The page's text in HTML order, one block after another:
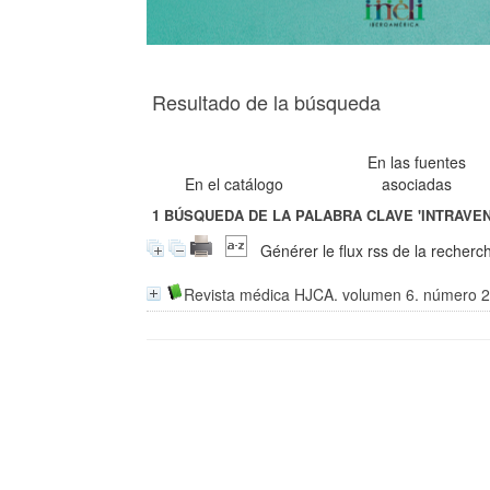
Resultado de la búsqueda
En el catálogo
En las fuentes
asociadas
1 BÚSQUEDA DE LA PALABRA CLAVE
Générer le flux rss de la
Revista médica HJCA. volumen 6. número 2